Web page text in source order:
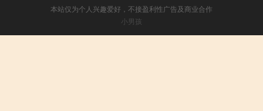
本站仅为个人兴趣爱好，不接盈利性广告及商业合作
小男孩